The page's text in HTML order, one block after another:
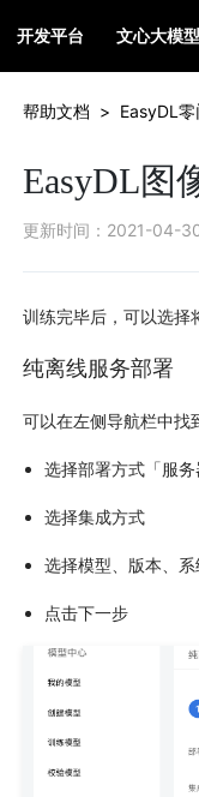
开发平台 文心大模型
帮助文档 > EasyDL
EasyDL图
更新时间 ： 2021-04-
训练完毕后，可以选择
纯离线服务部署
可以在左侧导航栏中找
选择部署方式「服务
选择集成方式
选择模型、版本、
点击下一步